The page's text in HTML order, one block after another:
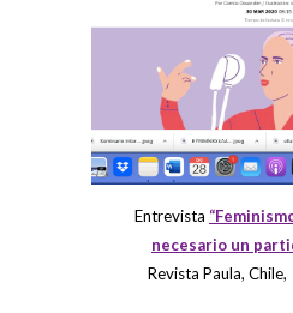
Entrevista
necesario un
Revista Paula,